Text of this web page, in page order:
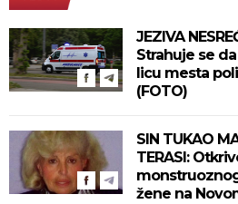
JEZIVA
Strahuje se
licu mesta
(FOTO)
SIN TUKAO
TERASI:
žene na